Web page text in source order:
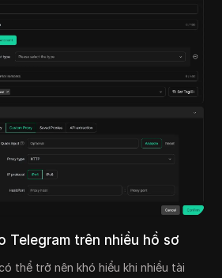
Telegram trên nhiều hồ sơ
thể trở nên khó hiểu khi nhiều tài